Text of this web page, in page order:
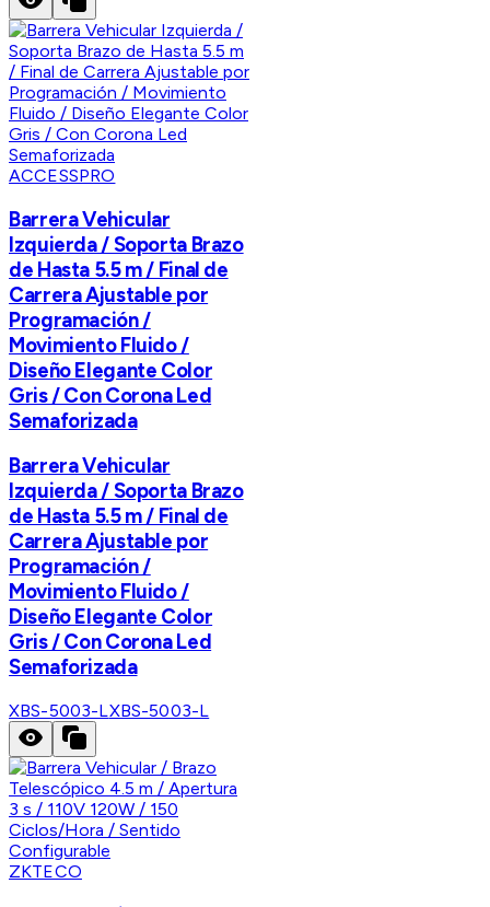
ACCESSPRO
Barrera Vehicular
Izquierda / Soporta Brazo
de Hasta 5.5 m / Final de
Carrera Ajustable por
Programación /
Movimiento Fluido /
Diseño Elegante Color
Gris / Con Corona Led
Semaforizada
Barrera Vehicular
Izquierda / Soporta Brazo
de Hasta 5.5 m / Final de
Carrera Ajustable por
Programación /
Movimiento Fluido /
Diseño Elegante Color
Gris / Con Corona Led
Semaforizada
XBS-5003-LXBS-5003-L
ZKTECO